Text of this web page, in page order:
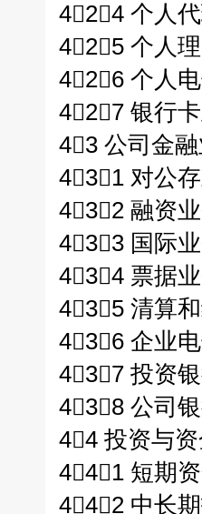
424 个人
425 个人
426 个人
427 银行
43 公司金
431 对公
432 融资
433 国际
434 票据
435 清算
436 企业
437 投资
438 公司
44 投资与
441 短期
442 中长